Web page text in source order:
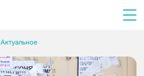
Актуальное